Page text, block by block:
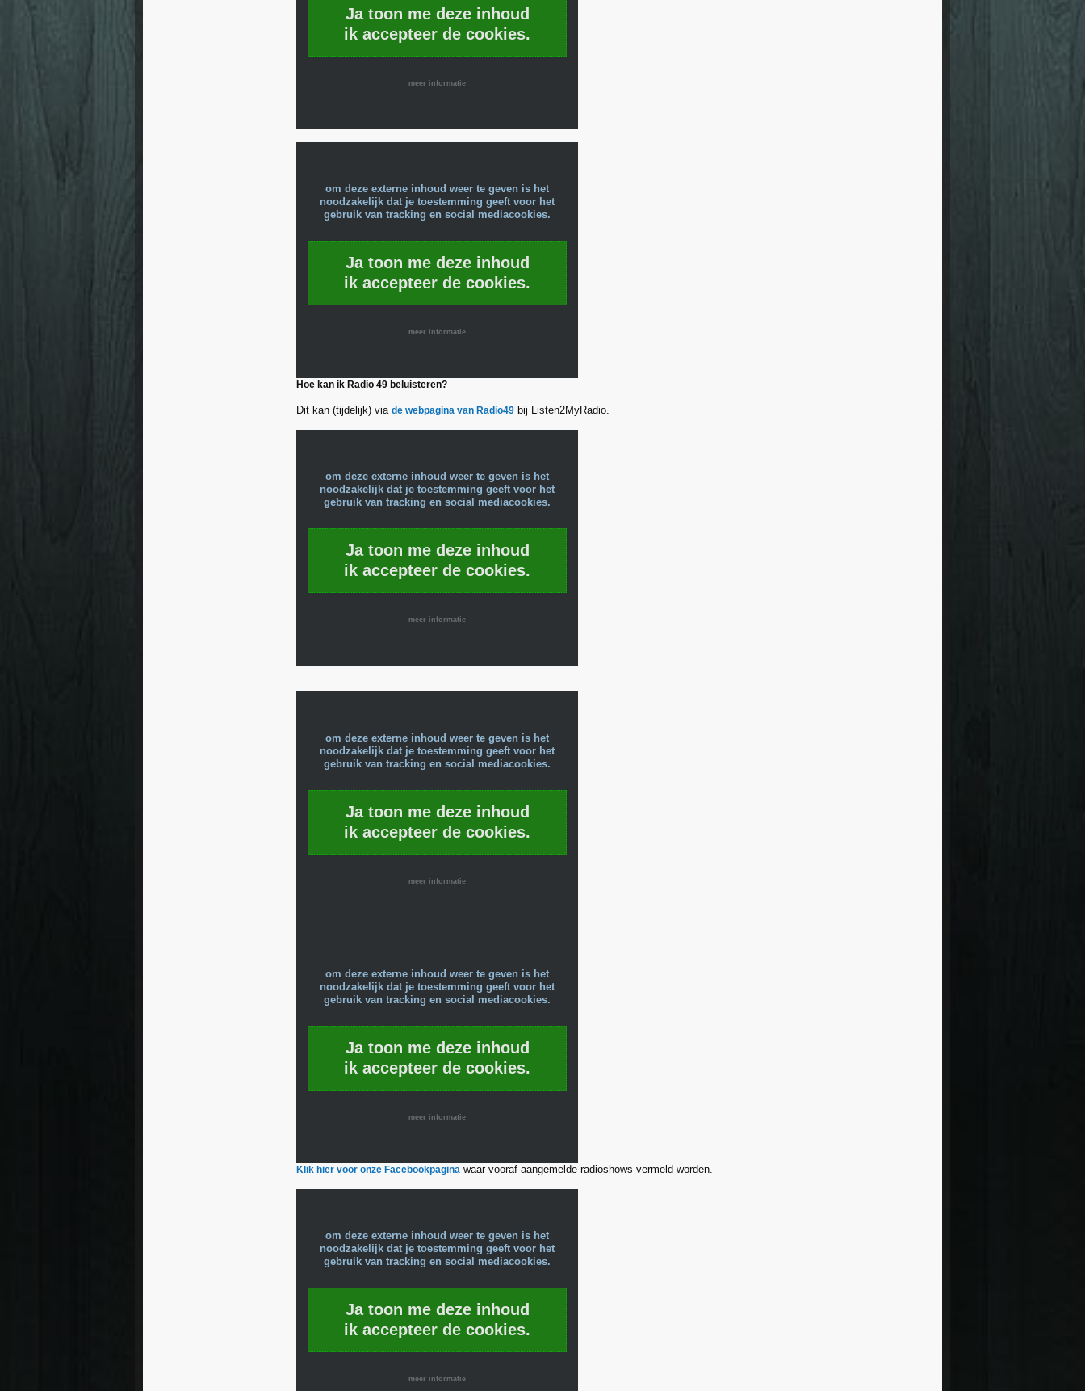
Ja toon me deze inhoud
ik accepteer de cookies.
meer informatie
om deze externe inhoud weer te geven is het
noodzakelijk dat je toestemming geeft voor het
gebruik van tracking en social mediacookies.
Ja toon me deze inhoud
ik accepteer de cookies.
meer informatie
Hoe kan ik Radio 49 beluisteren?
Dit kan (tijdelijk) via de webpagina van Radio49 bij Listen2MyRadio.
om deze externe inhoud weer te geven is het
noodzakelijk dat je toestemming geeft voor het
gebruik van tracking en social mediacookies.
Ja toon me deze inhoud
ik accepteer de cookies.
meer informatie
om deze externe inhoud weer te geven is het
noodzakelijk dat je toestemming geeft voor het
gebruik van tracking en social mediacookies.
Ja toon me deze inhoud
ik accepteer de cookies.
meer informatie
om deze externe inhoud weer te geven is het
noodzakelijk dat je toestemming geeft voor het
gebruik van tracking en social mediacookies.
Ja toon me deze inhoud
ik accepteer de cookies.
meer informatie
Klik hier voor onze Facebookpagina waar vooraf aangemelde radioshows vermeld worden.
om deze externe inhoud weer te geven is het
noodzakelijk dat je toestemming geeft voor het
gebruik van tracking en social mediacookies.
Ja toon me deze inhoud
ik accepteer de cookies.
meer informatie